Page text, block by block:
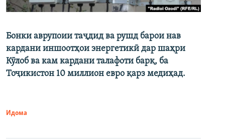
Бонки аврупоии таҷдид ва рушд барои нав
кардани иншоотҳои энергетикӣ дар шаҳри
Кӯлоб ва кам кардани талафоти барқ, ба
Тоҷикистон 10 миллион евро қарз медиҳад.
Идома